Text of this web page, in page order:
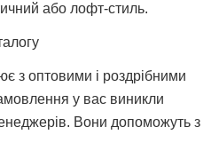
або лофт-стиль.
з оптовими і роздрібними
у вас виникли
Вони допоможуть з